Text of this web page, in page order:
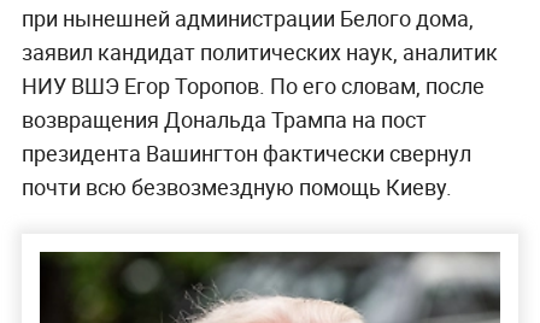
при нынешней администрации Белого дома,
заявил кандидат политических наук, аналитик
НИУ ВШЭ Егор Торопов. По его словам, после
возвращения Дональда Трампа на пост
президента Вашингтон фактически свернул
почти всю безвозмездную помощь Киеву.